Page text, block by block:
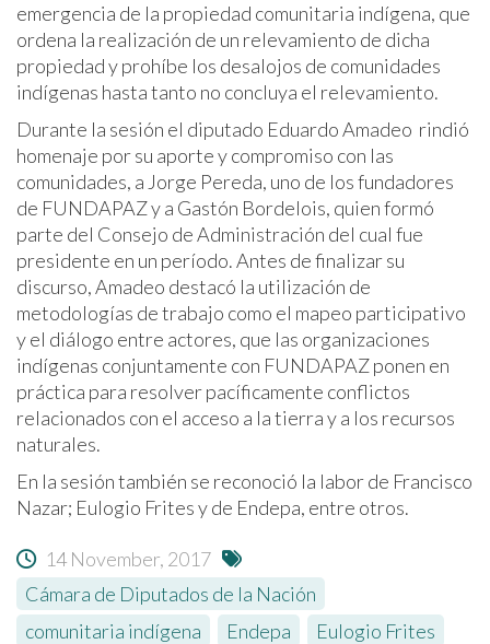
emergencia de la propiedad comunitaria indígena, que
ordena la realización de un relevamiento de dicha
propiedad y prohíbe los desalojos de comunidades
indígenas hasta tanto no concluya el relevamiento.
Durante la sesión el diputado Eduardo Amadeo rindió
homenaje por su aporte y compromiso con las
comunidades, a Jorge Pereda, uno de los fundadores
de FUNDAPAZ y a Gastón Bordelois, quien formó
parte del Consejo de Administración del cual fue
presidente en un período. Antes de finalizar su
discurso, Amadeo destacó la utilización de
metodologías de trabajo como el mapeo participativo
y el diálogo entre actores, que las organizaciones
indígenas conjuntamente con FUNDAPAZ ponen en
práctica para resolver pacíficamente conflictos
relacionados con el acceso a la tierra y a los recursos
naturales.
En la sesión también se reconoció la labor de Francisco
Nazar; Eulogio Frites y de Endepa, entre otros.
14 November, 2017
Cámara de Diputados de la Nación
comunitaria indígena
Endepa Eulogio Frites